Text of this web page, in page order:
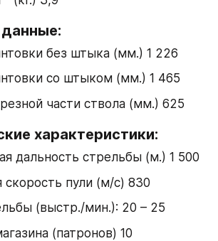
без штыка (мм.) 1 226
со штыком (мм.) 1 465
части ствола (мм.) 625
характеристики:
дальность стрельбы (м.) 1 500
скорость пули (м/с) 830
(выстр./мин.): 20 – 25
(патронов) 10